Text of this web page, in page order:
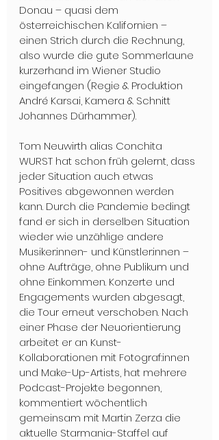
Donau – quasi dem
österreichischen Kalifornien –
einen Strich durch die Rechnung,
also wurde die gute Sommerlaune
kurzerhand im Wiener Studio
eingefangen (Regie & Produktion
André Karsai, Kamera & Schnitt
Johannes Dürhammer).
Tom Neuwirth alias Conchita
WURST hat schon früh gelernt, dass
jeder Situation auch etwas
Positives abgewonnen werden
kann. Durch die Pandemie bedingt
fand er sich in derselben Situation
wieder wie unzählige andere
Musiker:innen- und Künstler:innen –
ohne Aufträge, ohne Publikum und
ohne Einkommen. Konzerte und
Engagements wurden abgesagt,
die Tour erneut verschoben. Nach
einer Phase der Neuorientierung
arbeitet er an Kunst-
Kollaborationen mit Fotograf:innen
und Make-Up-Artists, hat mehrere
Podcast-Projekte begonnen,
kommentiert wöchentlich
gemeinsam mit Martin Zerza die
aktuelle Starmania-Staffel auf